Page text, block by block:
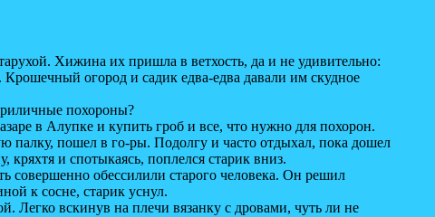
Хижина их пришла в ветхость, да и не удивительно:
Крошечный огород и садик едва-едва давали им скудное
похороны?
в Алупке и купить гроб и все, что нужно для похорон.
палку, пошел в го-ры. Подолгу и часто отдыхал, пока дошел
и спотыкаясь, поплелся старик вниз.
обессилили старого человека. Он решил
к сосне, старик уснул.
Легко вскинув на плечи вязанку с дровами, чуть ли не